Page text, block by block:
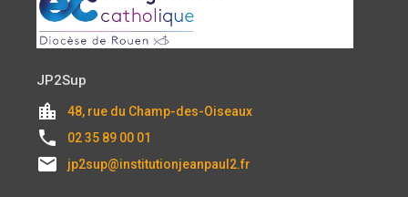
JP2Sup
location_city 48, rue du Champ-des-Oiseaux
local_phone 02 35 89 00 01
email jp2sup@institutionjeanpaul2.fr